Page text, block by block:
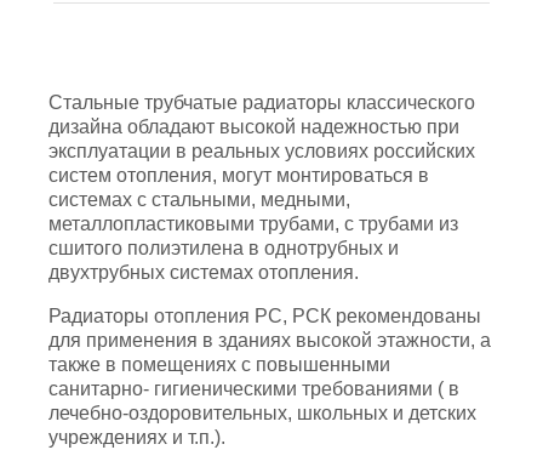
Стальные трубчатые радиаторы классического
дизайна обладают высокой надежностью при
эксплуатации в реальных условиях российских
систем отопления, могут монтироваться в
системах с стальными, медными,
металлопластиковыми трубами, с трубами из
сшитого полиэтилена в однотрубных и
двухтрубных системах отопления.
Радиаторы отопления РС, РСК рекомендованы
для применения в зданиях высокой этажности, а
также в помещениях с повышенными
санитарно- гигиеническими требованиями ( в
лечебно-оздоровительных, школьных и детских
учреждениях и т.п.).